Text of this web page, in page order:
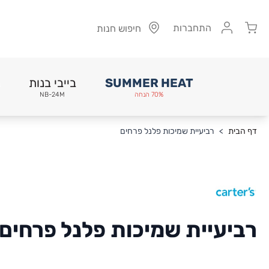
Cart התחברות חיפוש חנות
SUMMER HEAT
70% הנחה
בייבי בנות
NB-24M
דף הבית > רביעיית שמיכות פלנל פרחים
רביעיית שמיכות פלנל פרחים